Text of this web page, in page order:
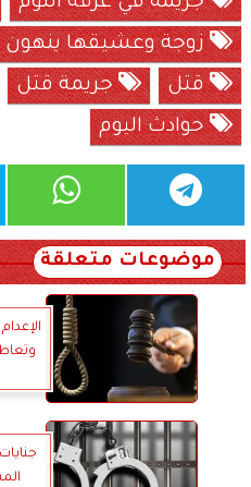
زوجة وعشيقها ينهون
قتل
جريمة قتل
حوادث اليوم
موضوعات متعلقة